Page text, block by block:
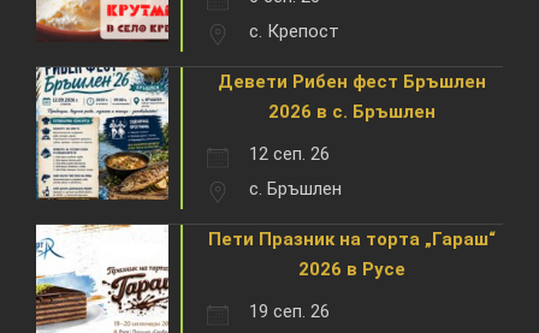
с. Крепост
Девети Рибен фест Бръшлен
2026 в с. Бръшлен
12 сеп. 26
с. Бръшлен
Пети Празник на торта „Гараш“
2026 в Русе
19 сеп. 26